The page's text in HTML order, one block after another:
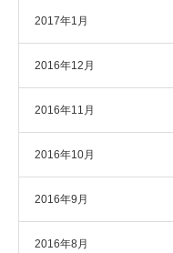
2017年1月
2016年12月
2016年11月
2016年10月
2016年9月
2016年8月